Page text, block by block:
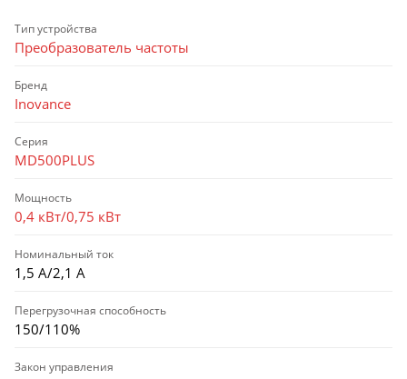
Тип устройства
Преобразователь частоты
Бренд
Inovance
Серия
MD500PLUS
Мощность
0,4 кВт/0,75 кВт
Номинальный ток
1,5 А/2,1 А
Перегрузочная способность
150/110%
Закон управления